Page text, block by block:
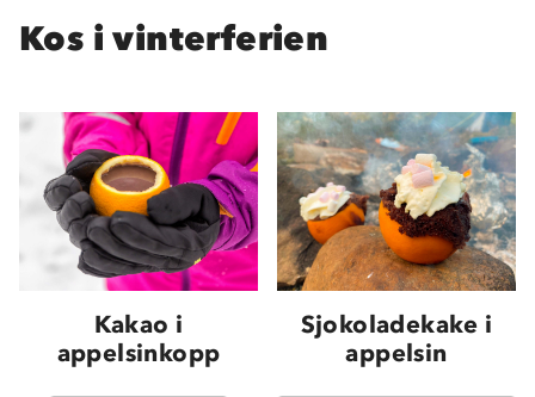
Kos i vinterferien
Kakao i
appelsinkopp
Sjokoladekake i
appelsin